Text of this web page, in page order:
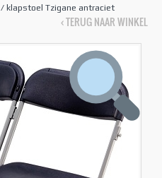
/ klapstoel Tzigane antraciet
‹ TERUG NAAR WINKEL